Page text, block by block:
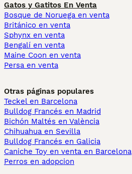
Gatos y Gatitos En Venta
Bosque de Noruega en venta
Británico en venta
Sphynx en venta
Bengalí en venta
Maine Coon en venta
Persa en venta
Otras páginas populares
Teckel en Barcelona
Bulldog Francés en Madrid
Bichón Maltés en València
Chihuahua en Sevilla
Bulldog Francés en Galicia
Caniche Toy en venta en Barcelona
Perros en adopcion